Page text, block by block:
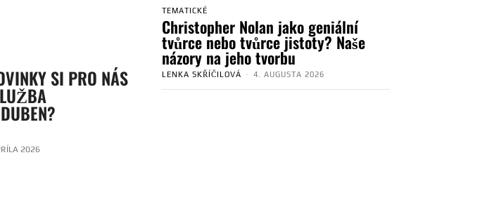
SI PRO NÁS
2026
TEMATICKÉ
Christopher Nolan jako geniální
tvůrce nebo tvůrce jistoty? Naše
názory na jeho tvorbu
LENKA SKŘÍČILOVÁ - 4. AUGUSTA 2026